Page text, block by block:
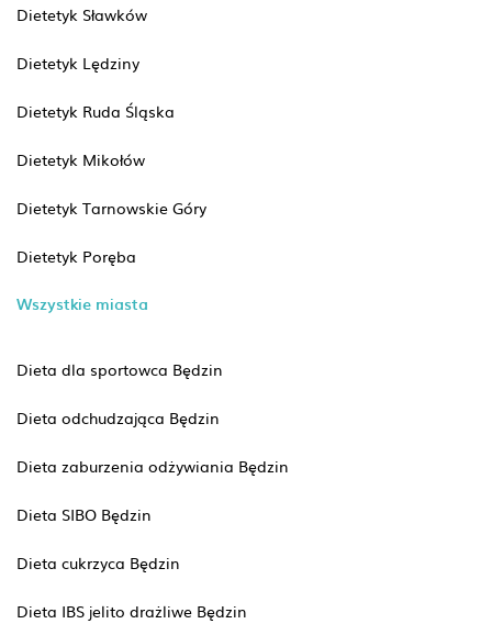
Dietetyk Sławków
Dietetyk Lędziny
Dietetyk Ruda Śląska
Dietetyk Mikołów
Dietetyk Tarnowskie Góry
Dietetyk Poręba
Wszystkie miasta
Dieta dla sportowca Będzin
Dieta odchudzająca Będzin
Dieta zaburzenia odżywiania Będzin
Dieta SIBO Będzin
Dieta cukrzyca Będzin
Dieta IBS jelito drażliwe Będzin